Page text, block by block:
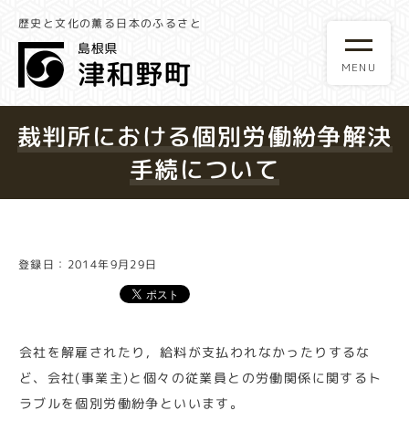
歴史と文化の薫る日本のふるさと
裁判所における個別労働紛争解決
手続について
登録日：2014年9月29日
会社を解雇されたり，給料が支払われなかったりするな
ど、会社(事業主)と個々の従業員との労働関係に関するト
ラブルを個別労働紛争といいます。